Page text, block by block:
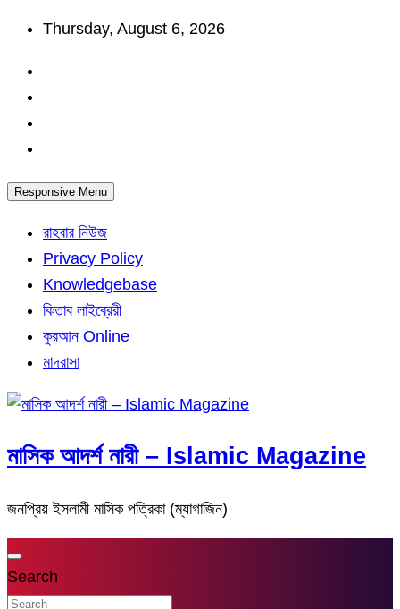
Skip
content
Thursday, August 6, 2026
Responsive Menu
রাহবার নিউজ
Privacy Policy
Knowledgebase
কিতাব লাইব্রেরী
কুরআন Online
মাদরাসা
মাসিক আদর্শ নারী – Islamic Magazine
জনপ্রিয় ইসলামী মাসিক পত্রিকা (ম্যাগাজিন)
Search